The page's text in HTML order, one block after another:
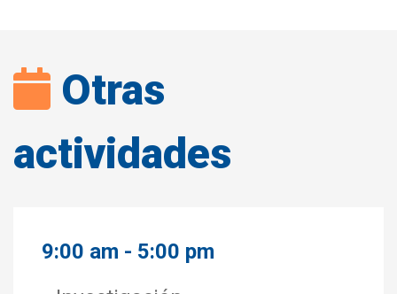
Otras
actividades
9:00 am - 5:00 pm